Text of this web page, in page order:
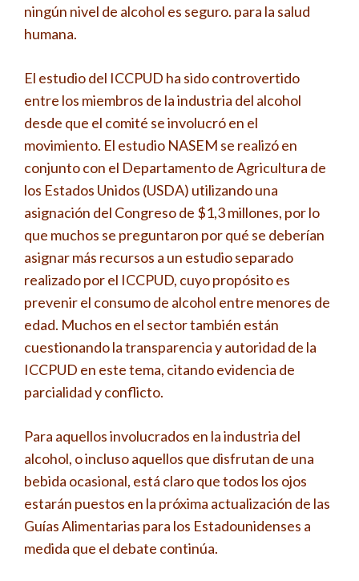
ningún nivel de alcohol es seguro. para la salud
humana.
El estudio del ICCPUD ha sido controvertido
entre los miembros de la industria del alcohol
desde que el comité se involucró en el
movimiento. El estudio NASEM se realizó en
conjunto con el Departamento de Agricultura de
los Estados Unidos (USDA) utilizando una
asignación del Congreso de $1,3 millones, por lo
que muchos se preguntaron por qué se deberían
asignar más recursos a un estudio separado
realizado por el ICCPUD, cuyo propósito es
prevenir el consumo de alcohol entre menores de
edad. Muchos en el sector también están
cuestionando la transparencia y autoridad de la
ICCPUD en este tema, citando evidencia de
parcialidad y conflicto.
Para aquellos involucrados en la industria del
alcohol, o incluso aquellos que disfrutan de una
bebida ocasional, está claro que todos los ojos
estarán puestos en la próxima actualización de las
Guías Alimentarias para los Estadounidenses a
medida que el debate continúa.